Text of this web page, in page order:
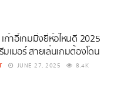
ก้าอี้เกมมิ่งยี่ห้อไหนดี 2025
เมอร์ สายเล่นเกมต้องโดน
JUNE 27, 2025 8.4K